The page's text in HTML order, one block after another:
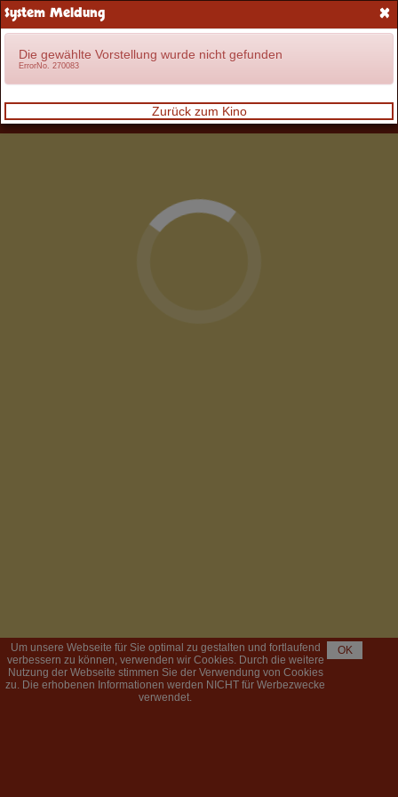
Anmelden
Um unsere Webseite für Sie optimal zu gestalten und fortlaufend
verbessern zu können, verwenden wir Cookies. Durch die weitere
Nutzung der Webseite stimmen Sie der Verwendung von Cookies
zu. Die erhobenen Informationen werden NICHT für Werbezwecke
verwendet.
OK
×
System Meldung
Die gewählte Vorstellung wurde nicht gefunden
ErrorNo. 270083
Zurück zum Kino